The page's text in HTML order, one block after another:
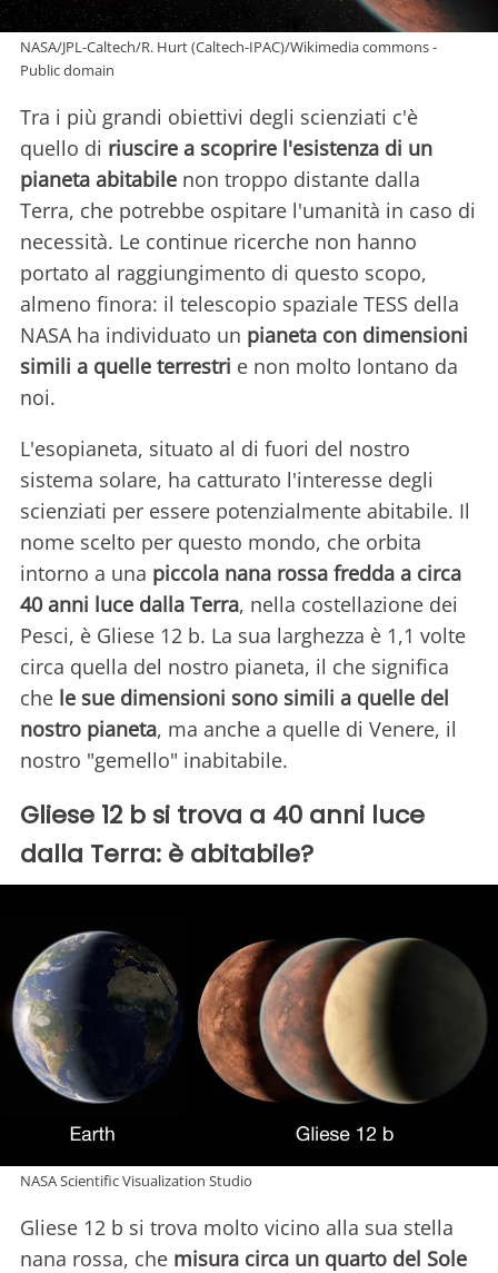
NASA/JPL-Caltech/R. Hurt (Caltech-IPAC)/Wikimedia commons -
Public domain
Tra i più grandi obiettivi degli scienziati c'è
quello di riuscire a scoprire l'esistenza di un
pianeta abitabile non troppo distante dalla
Terra, che potrebbe ospitare l'umanità in caso di
necessità. Le continue ricerche non hanno
portato al raggiungimento di questo scopo,
almeno finora: il telescopio spaziale TESS della
NASA ha individuato un pianeta con dimensioni
simili a quelle terrestri e non molto lontano da
noi.
L'esopianeta, situato al di fuori del nostro
sistema solare, ha catturato l'interesse degli
scienziati per essere potenzialmente abitabile. Il
nome scelto per questo mondo, che orbita
intorno a una piccola nana rossa fredda a circa
40 anni luce dalla Terra, nella costellazione dei
Pesci, è Gliese 12 b. La sua larghezza è 1,1 volte
circa quella del nostro pianeta, il che significa
che le sue dimensioni sono simili a quelle del
nostro pianeta, ma anche a quelle di Venere, il
nostro "gemello" inabitabile.
Gliese 12 b si trova a 40 anni luce
dalla Terra: è abitabile?
NASA Scientific Visualization Studio
Gliese 12 b si trova molto vicino alla sua stella
nana rossa, che misura circa un quarto del Sole